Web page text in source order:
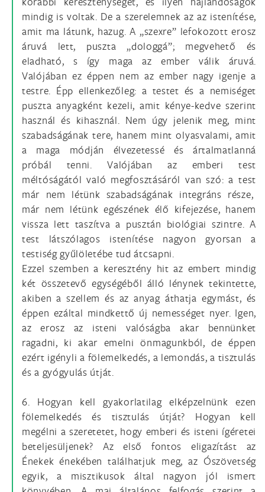
mindig is voltak. De a szerelemnek az az istenítése,
amit ma látunk, hazug. A „szexre” lefokozott erosz
áruvá lett, puszta „dologgá”; megvehető és
eladható, s így maga az ember válik áruvá.
Valójában ez éppen nem az ember nagy igenje a
testre. Épp ellenkezőleg: a testet és a nemiséget
puszta anyagként kezeli, amit kénye-kedve szerint
használ és kihasznál. Nem úgy jelenik meg, mint
szabadságának tere, hanem mint olyasvalami, amit
a maga módján élvezetessé és ártalmatlanná
próbál tenni. Valójában az emberi test
méltóságától való megfosztásáról van szó: a test
már nem létünk szabadságának integráns része,
már nem létünk egészének élő kifejezése, hanem
vissza lett taszítva a pusztán biológiai szintre. A
test látszólagos istenítése nagyon gyorsan a
testiség gyűlöletébe tud átcsapni.
Ezzel szemben a keresztény hit az embert mindig
két összetevő egységéből álló lénynek tekintette,
akiben a szellem és az anyag áthatja egymást, és
éppen ezáltal mindkettő új nemességet nyer. Igen,
az erosz az isteni valóságba akar bennünket
ragadni, ki akar emelni önmagunkból, de éppen
ezért igényli a fölemelkedés, a lemondás, a tisztulás
és a gyógyulás útját.
6. Hogyan kell gyakorlatilag elképzelnünk ezen
fölemelkedés és tisztulás útját? Hogyan kell
megélni a szeretetet, hogy emberi és isteni ígéretei
beteljesüljenek? Az első fontos eligazítást az
Énekek énekében találhatjuk meg, az Ószövetség
egyik, a misztikusok által nagyon jól ismert